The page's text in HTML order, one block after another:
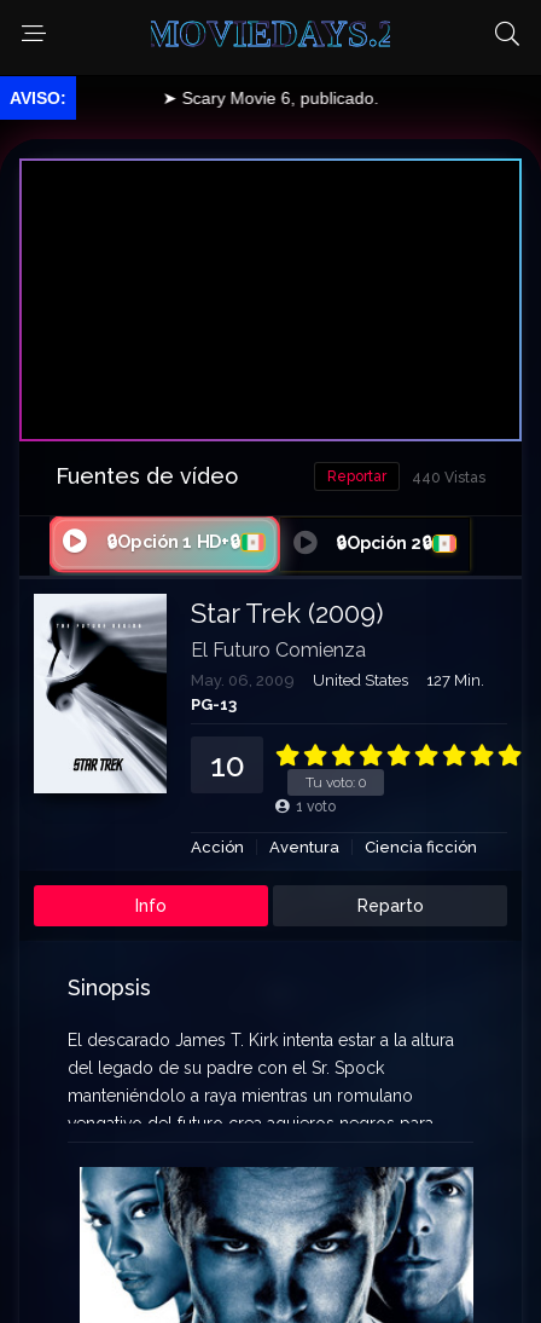
MOVIEDAYS.2
➤ Scary Movie 6, publicado.
Fuentes de vídeo 440 Vistas
Reportar
🔒Opción 1 HD+🔒 🔒Opción 2🔒
Star Trek (2009)
El Futuro Comienza
May. 06, 2009 United States
127 Min.
PG-13
Tu voto: 0
10
1 voto
Acción Aventura Ciencia ficción
Info Reparto
Sinopsis
El descarado James T. Kirk intenta estar a la altura
del legado de su padre con el Sr. Spock
manteniéndolo a raya mientras un romulano
vengativo del futuro crea agujeros negros para